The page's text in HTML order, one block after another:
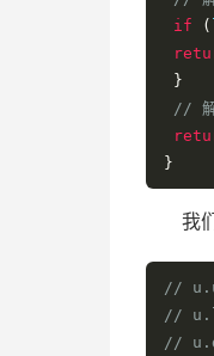
if
(
}
// 解
}
我
//
//
//